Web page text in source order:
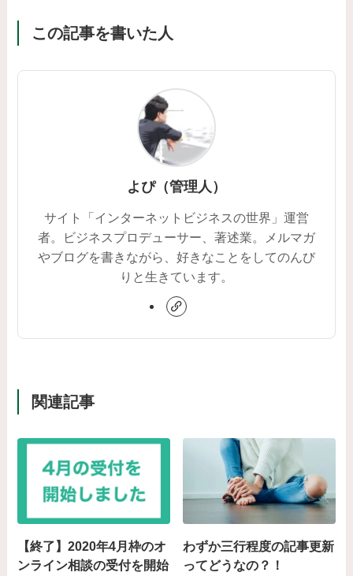
この記事を書いた人
よぴ（管理人）
サイト「インターネットビジネスの世界」運営
者。ビジネスプロデューサー、著述業。メルマガ
やブログを書きながら、好きなことをしてのんび
りと生きています。
関連記事
【終了】2020年4月枠のオ
ンライン相談の受付を開始
わずか三行程度の記事更新
ってどうなの？！